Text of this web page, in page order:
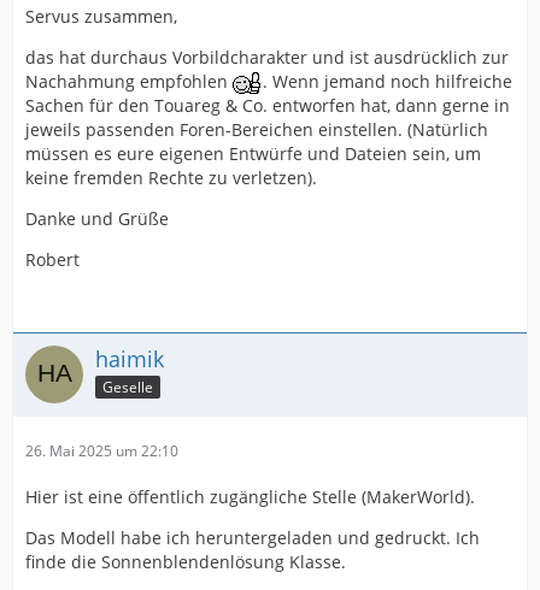
Servus zusammen,
das hat durchaus Vorbildcharakter und ist ausdrücklich zur
Nachahmung empfohlen
. Wenn jemand noch hilfreiche
Sachen für den Touareg & Co. entworfen hat, dann gerne in
jeweils passenden Foren-Bereichen einstellen. (Natürlich
müssen es eure eigenen Entwürfe und Dateien sein, um
keine fremden Rechte zu verletzen).
Danke und Grüße
Robert
haimik
Geselle
26. Mai 2025 um 22:10
Hier ist eine öffentlich zugängliche Stelle (MakerWorld).
Das Modell habe ich heruntergeladen und gedruckt. Ich
finde die Sonnenblendenlösung Klasse.